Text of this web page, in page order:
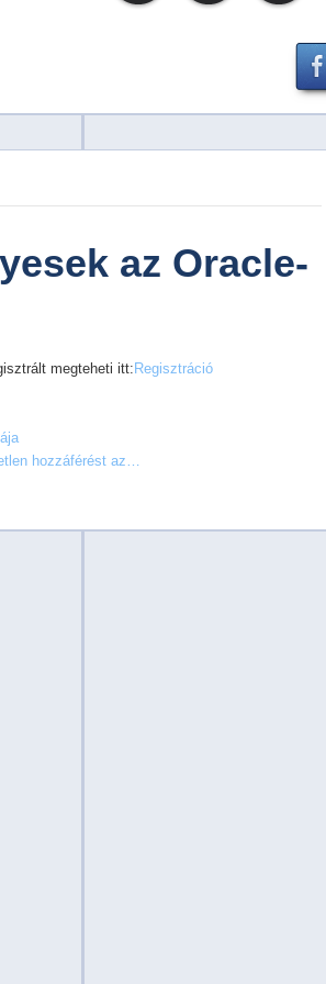
az Oracle-
megteheti itt:Regisztráció
hozzáférést az…